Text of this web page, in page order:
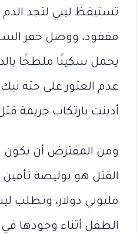
تستيقظ ليبي لتجد
مفقود، ووصل خفر
يحمل سكينًا ملطخًا
عدم العثور على جثة نيك
أدينت بارتكاب جريمة
ومن المفترض أن يكون
القتل هو بوليصة تأمين
مليوني دولار، وتطلب
الطفل أثناء وجودها